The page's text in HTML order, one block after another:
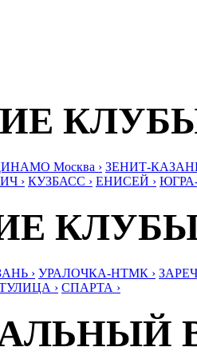
Москва › ЗЕНИТ-
› КУЗБАСС › ЕНИСЕЙ ›
› УРАЛОЧКА-НТМК ›
› СПАРТА ›